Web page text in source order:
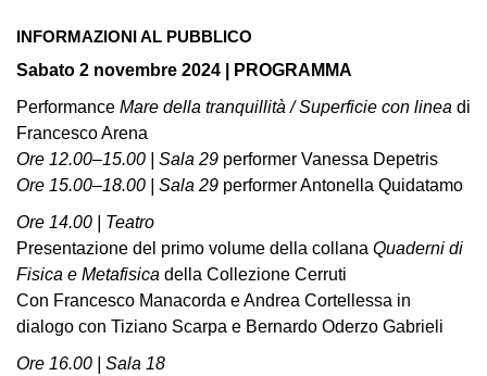
INFORMAZIONI AL PUBBLICO
Sabato 2 novembre 2024 | PROGRAMMA
Performance Mare della tranquillità / Superficie con linea di
Francesco Arena
Ore 12.00–15.00 | Sala 29 performer Vanessa Depetris
Ore 15.00–18.00 | Sala 29 performer Antonella Quidatamo
Ore 14.00 | Teatro
Presentazione del primo volume della collana Quaderni di
Fisica e Metafisica della Collezione Cerruti
Con Francesco Manacorda e Andrea Cortellessa in
dialogo con Tiziano Scarpa e Bernardo Oderzo Gabrieli
Ore 16.00 | Sala 18